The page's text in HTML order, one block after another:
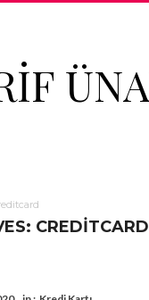
CREDITCARD